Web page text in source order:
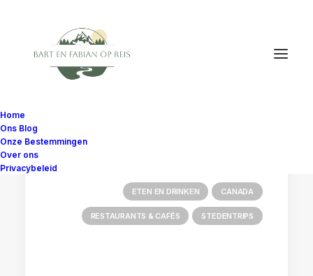
Home
Ons Blog
Onze Bestemmingen
Over ons
Privacybeleid
ETEN EN DRINKEN CANADA
RESTAURANTS & CAFÉS STEDENTRIPS